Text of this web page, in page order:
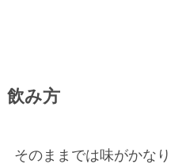
飲み方
そのままでは味がかな